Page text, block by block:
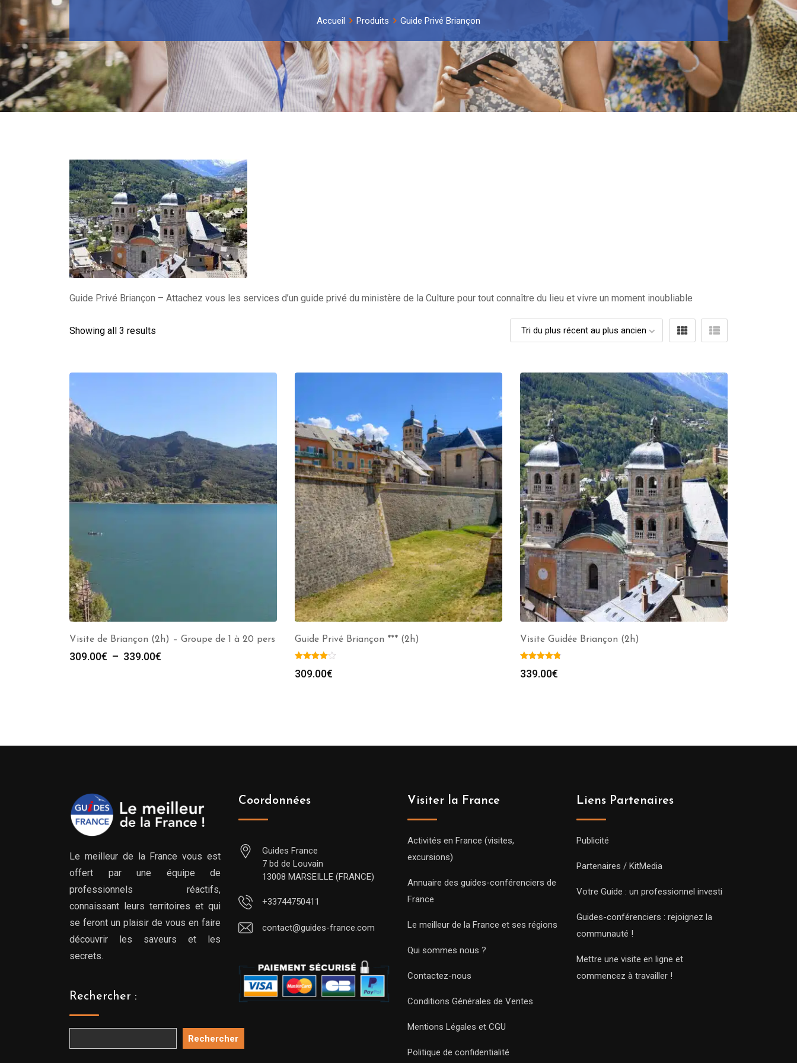
Accueil Produits Guide Privé Briançon
Guide Privé Briançon – Attachez vous les services d’un guide privé du ministère de la Culture pour tout connaître du lieu et vivre un moment inoubliable
Showing all 3 results
Visite de Briançon (2h) – Groupe de 1 à 20 pers
309.00€ – 339.00€
Guide Privé Briançon *** (2h)
309.00€
Visite Guidée Briançon (2h)
339.00€
Le meilleur de la France vous est
offert par une équipe de
professionnels réactifs,
connaissant leurs territoires et qui
se feront un plaisir de vous en faire
découvrir les saveurs et les
secrets.
Rechercher :
Rechercher
Coordonnées
Guides France
7 bd de Louvain
13008 MARSEILLE (FRANCE)
+33744750411
contact@guides-france.com
Visiter la France
Activités en France (visites,
excursions)
Annuaire des guides-conférenciers de
France
Le meilleur de la France et ses régions
Qui sommes nous ?
Contactez-nous
Conditions Générales de Ventes
Mentions Légales et CGU
Politique de confidentialité
Liens Partenaires
Publicité
Partenaires / KitMedia
Votre Guide : un professionnel investi
Guides-conférenciers : rejoignez la
communauté !
Mettre une visite en ligne et
commencez à travailler !